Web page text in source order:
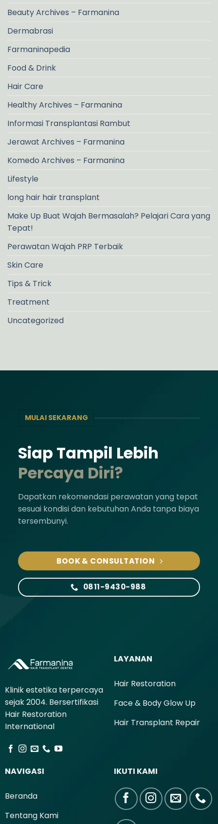
Beauty Archives – Farmanina
Dermabrasi
Farmaninapedia
Food & Drink
Hair Care
Healthy Archives – Farmanina
Informasi Transplantasi Rambut
Jerawat Archives – Farmanina
Komedo Archives – Farmanina
Lifestyle
long hair hair transplant
Make Up Buat Wajah Bermasalah? Pelajari Cara yang
Tepat!
Perawatan Wajah PRP Terbaik
Skin Care
Tips & Trick
Treatment
Uncategorized
MULAI SEKARANG
Siap Tampil Lebih
Percaya Diri?
Dapatkan rekomendasi perawatan yang tepat
sesuai kondisi dan kebutuhan Anda tanpa biaya
tersembunyi.
BOOK & CONSULTATION
0811-9430-988
Klinik estetika terpercaya
sejak 2004. Bersertifikasi
Hair Restoration
International
LAYANAN
Hair Restoration
Face & Body Glow Up
Hair Transplant Repair
NAVIGASI
Beranda
Tentang Kami
IKUTI KAMI